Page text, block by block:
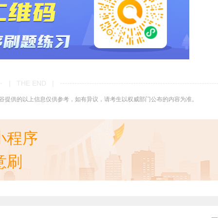
| THE END |
供的以上信息仅供参考，如有异议，请考生以权威部门公布的内容为准。
程序
刷